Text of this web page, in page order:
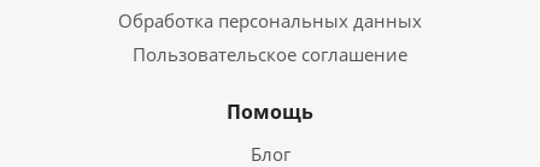
Обработка персональных данных
Пользовательское соглашение
Помощь
Блог